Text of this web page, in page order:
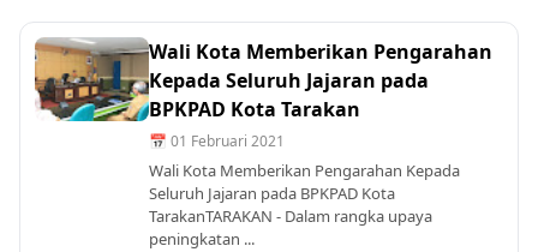
Wali Kota Memberikan Pengarahan
Kepada Seluruh Jajaran pada
BPKPAD Kota Tarakan
📅 01 Februari 2021
Wali Kota Memberikan Pengarahan Kepada
Seluruh Jajaran pada BPKPAD Kota
TarakanTARAKAN - Dalam rangka upaya
peningkatan ...